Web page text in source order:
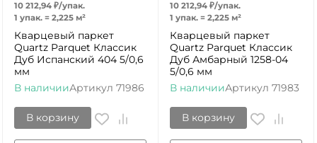
10 212,94 ₽/упак.
1 упак. = 2,225 м²
Кварцевый паркет
Quartz Parquet Классик
Дуб Испанский 404 5/0,6
мм
В наличииАртикул 71986
В корзину
10 212,94 ₽/упак.
1 упак. = 2,225 м²
Кварцевый паркет
Quartz Parquet Классик
Дуб Амбарный 1258-04
5/0,6 мм
В наличииАртикул 71983
В корзину